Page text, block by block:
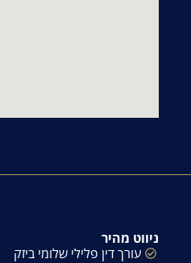
ניווט מהיר
עורך דין פלילי שלומי ביזק